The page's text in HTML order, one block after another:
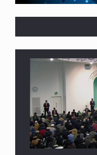
المؤمنين أيده